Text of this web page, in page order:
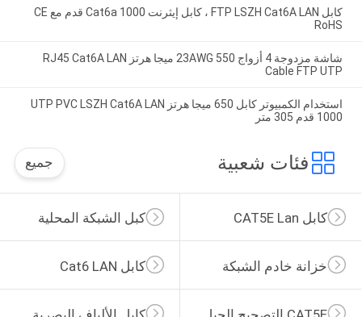
كابل FTP LSZH Cat6A LAN ، كابل إيثرنت Cat6a 1000 قدم مع CE
RoHS
شاشة مزدوجة 4 أزواج 23AWG 550 ميجا هرتز RJ45 Cat6A LAN
Cable FTP UTP
استخدام الكمبيوتر كابل 650 ميجا هرتز UTP PVC LSZH Cat6A LAN
1000 قدم 305 متر
فئات شعبية جميع
كبل الشبكة المحلية كابل CAT5E Lan
كابل Cat6 LAN خزانة خادم الشبكة